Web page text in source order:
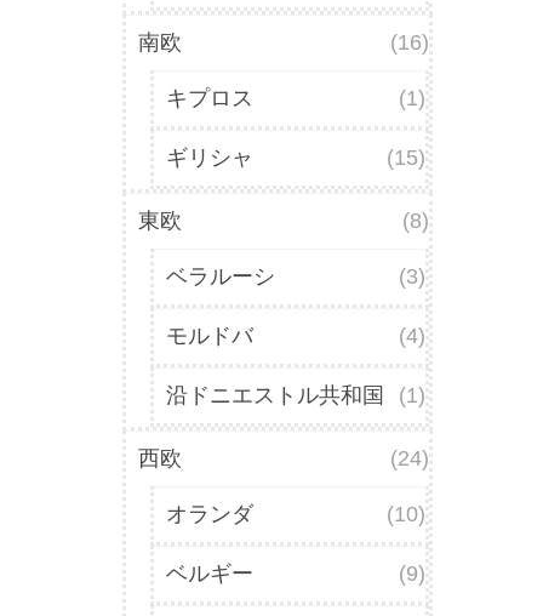
南欧 (16)
キプロス (1)
ギリシャ (15)
東欧 (8)
ベラルーシ (3)
モルドバ (4)
沿ドニエストル共和国 (1)
西欧 (24)
オランダ (10)
ベルギー (9)